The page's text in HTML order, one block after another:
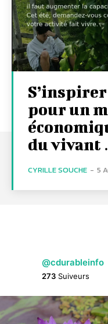
pour un
du vivant
CYRILLE SOUCHE - 5
@cdurableinfo
273 Suiveurs